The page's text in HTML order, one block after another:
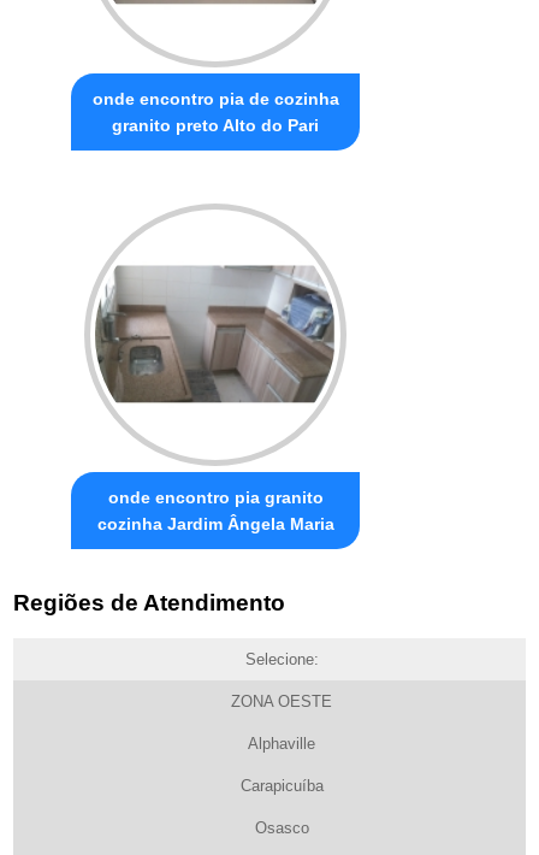
onde encontro pia de cozinha
granito preto Alto do Pari
onde encontro pia granito
cozinha Jardim Ângela Maria
Regiões de Atendimento
Selecione:
ZONA OESTE
Alphaville
Carapicuíba
Osasco